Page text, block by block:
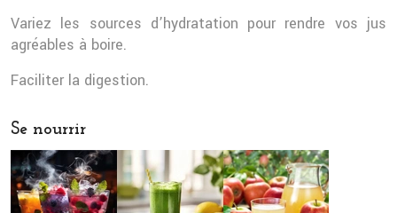
Variez les sources d’hydratation pour rendre vos jus
agréables à boire.
Faciliter la digestion.
Se nourrir